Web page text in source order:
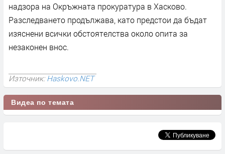
надзора на Окръжната прокуратура в Хасково.
Разследването продължава, като предстои да бъдат
изяснени всички обстоятелства около опита за
незаконен внос.
Източник:Haskovo.NET
Видеа по темата